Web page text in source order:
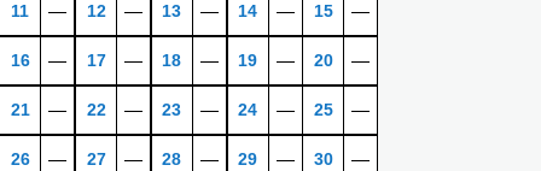
11 ―
16 ―
21 ―
26 ―
12 ―
17 ―
22 ―
27 ―
13 ―
18 ―
23 ―
28 ―
14 ―
19 ―
24 ―
29 ―
15 ―
20 ―
25 ―
30 ―